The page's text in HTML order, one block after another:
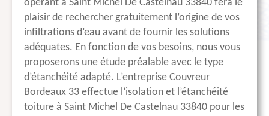
opérant à Saint Michel De Castelnau 33840 fera le
plaisir de rechercher gratuitement l’origine de vos
infiltrations d’eau avant de fournir les solutions
adéquates. En fonction de vos besoins, nous vous
proposerons une étude préalable avec le type
d’étanchéité adapté. L’entreprise Couvreur
Bordeaux 33 effectue l’isolation et l’étanchéité
toiture à Saint Michel De Castelnau 33840 pour les